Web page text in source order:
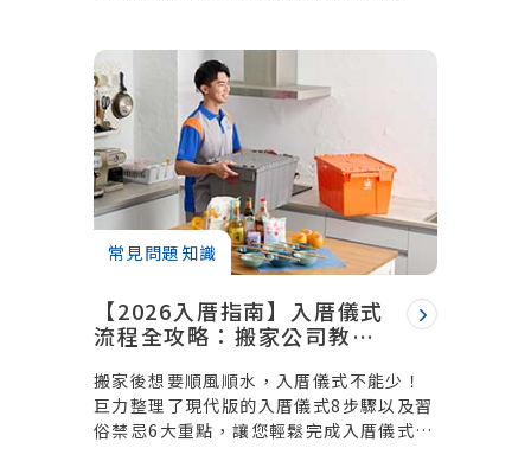
常見問題知識
【2026入厝指南】入厝儀式
流程全攻略：搬家公司教你
家
搬家後想要順風順水，入厝儀式不能少！
巨力整理了現代版的入厝儀式8步驟以及習
俗禁忌6大重點，讓您輕鬆完成入厝儀式，